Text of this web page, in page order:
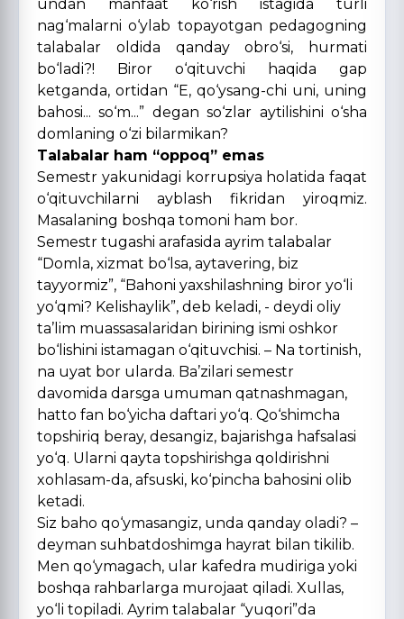
undan manfaat ko‘rish istagida turli
nag‘malarni o‘ylab topayotgan pedagogning
talabalar oldida qanday obro‘si, hurmati
bo‘ladi?! Biror o‘qituvchi haqida gap
ketganda, ortidan “E, qo‘ysang-chi uni, uning
bahosi... so‘m...” degan so‘zlar aytilishini o‘sha
domlaning o‘zi bilarmikan?
Talabalar ham “oppoq” emas
Semestr yakunidagi korrupsiya holatida faqat
o‘qituvchilarni ayblash fikridan yiroqmiz.
Masalaning boshqa tomoni ham bor.
Semestr tugashi arafasida ayrim talabalar
“Domla, xizmat bo‘lsa, aytavering, biz
tayyormiz”, “Bahoni yaxshilashning biror yo‘li
yo‘qmi? Kelishaylik”, deb keladi, - deydi oliy
ta’lim muassasalaridan birining ismi oshkor
bo‘lishini istamagan o‘qituvchisi. – Na tortinish,
na uyat bor ularda. Ba’zilari semestr
davomida darsga umuman qatnashmagan,
hatto fan bo‘yicha daftari yo‘q. Qo‘shimcha
topshiriq beray, desangiz, bajarishga hafsalasi
yo‘q. Ularni qayta topshirishga qoldirishni
xohlasam-da, afsuski, ko‘pincha bahosini olib
ketadi.
Siz baho qo‘ymasangiz, unda qanday oladi? –
deyman suhbatdoshimga hayrat bilan tikilib.
Men qo‘ymagach, ular kafedra mudiriga yoki
boshqa rahbarlarga murojaat qiladi. Xullas,
yo‘li topiladi. Ayrim talabalar “yuqori”da